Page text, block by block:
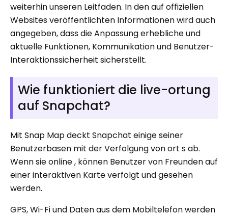
weiterhin unseren Leitfaden. In den auf offiziellen
Websites veröffentlichten Informationen wird auch
angegeben, dass die Anpassung erhebliche und
aktuelle Funktionen, Kommunikation und Benutzer-
Interaktionssicherheit sicherstellt.
Wie funktioniert die live-ortung
auf Snapchat?
Mit Snap Map deckt Snapchat einige seiner
Benutzerbasen mit der Verfolgung von ort s ab.
Wenn sie online , können Benutzer von Freunden auf
einer interaktiven Karte verfolgt und gesehen
werden.
GPS, Wi-Fi und Daten aus dem Mobiltelefon werden